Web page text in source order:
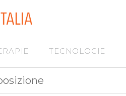
TECNOLOGIE